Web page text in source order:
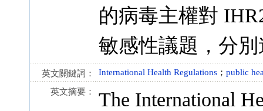
的病毒主權對
敏感性議題，分
英文關鍵詞： International Health Regulations ； public
英文摘要：
The International